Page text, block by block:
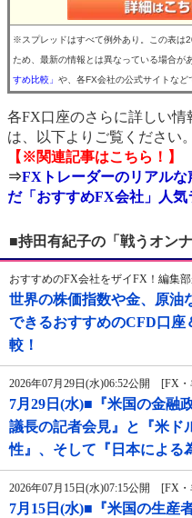
※スプレッドはすべて例外あり。この表は
ため、最新の情報とは異なっている場合が
すめ比較」 や、各FX会社の公式サイトなど
各FX口座のさらに詳しい
は、以下よりご覧ください。
【※関連記事はこちら！】
⇒FXトレーダーのリアル
だ「おすすめFX会社」人気
■持田有紀子の「戦うオン
おすすめのFX会社をザイFX！編集部
世界の株価指数や金、原油
できるおすすめのCFD口
較！
2026年07月29日(水)06:52公開 [FX
7月29日(水)■『米国の金融
議長の記者会見』と『米ド
性』、そして『日本によ
2026年07月15日(水)07:15公開 [FX
7月15日(水)■『米国の生産